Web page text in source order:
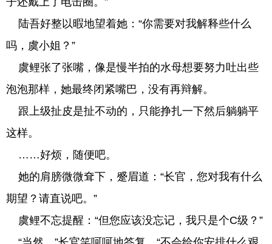
陆吾好整以暇地望着她：“你需要对我解释些什么
吗，虞小姐？”
虞鲤张了张嘴，像是慢半拍的水母想要努力吐出些
泡泡那样，她最终闭紧嘴巴，没有再辩解。
跟上级扯皮是扯不动的，只能挣扎一下然后躺躺平
这样。
……好烦，随便吧。
她的肩膀微微耷下，蹙眉道：“长官，您对我有什么
期望？请直说吧。”
虞鲤不忘提醒：“但您应该没忘记，我只是个C级？”